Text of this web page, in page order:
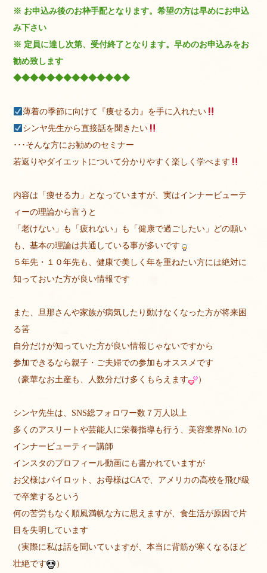
※ お申込み後のお枠手配となります。希望の方は早めにお申込
み下さい
※ 定員に達し次第、受付終了となります。早めのお申込みをお
勧め致します
◆◆◆◆◆◆◆◆◆◆◆◆◆◆
薄着の季節に向けて『痩せる力』を手に入れたい
シンヤ先生から直接話を聞きたい
･･･そんな方にお勧めのセミナー
若返りやダイエットについて分かりやすく楽しく学べます
内容は「痩せる力」となっていますが、実はインナービューテ
ィーの理論から言うと
「老けない」も「疲れない」も「健康で過ごしたい」どの願い
も、基本の理論は共通している事が多いです
５年先・１０年先も、健康で美しく年を重ねたい方には絶対に
知っておいた方が良い情報です
また、旦那さんや家族が病気したり動けなくなった方が将来困
る筈
自分だけが知っていた方が良い情報じゃないですから
参加できるなら親子・ご夫婦での参加もオススメです
（豪華なお土産も、人数分だけ多くもらえます
）
シンヤ先生は、SNS総フォロワー数７万人以上
多くのアスリートや芸能人に栄養指導も行う、美容業界No.1の
インナービューティー講師
インスタのプロフィール動画にも書かれていますが
お父様はパイロット、お母様はCAで、アメリカの高校を飛び級
で卒業するという
何の苦労もなく順風満帆な方に思えますが、食生活が原因で片
目を失明しています
（実際に私は話を聞いていますが、本当に背筋が寒くなるほど
壮絶です
）